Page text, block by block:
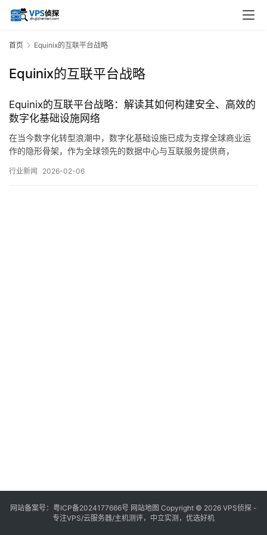
首页 Equinix的互联平台战略
Equinix的互联平台战略
Equinix的互联平台战略：解读其如何构建安全、高效的
数字化基础设施网络
在当今数字化转型浪潮中，数字化基础设施已成为支撑全球商业运
作的隐形骨架，作为全球领先的数据中心与互联服务提供商，
础设施网络方面树立了行业标杆，这一战略不仅深刻影响了企业IT
行业新闻 2026-02-06
网站备案号： 粤ICP备2024177666号 网站地图 Copyright © 2026 VPS侦探 -
专注VPS/云服务器/主机测评，中立实测，优选好机